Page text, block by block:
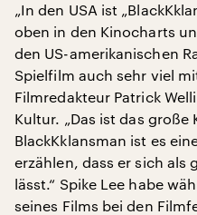
„In den USA ist
oben in den Kinocharts
den US-amerikanischen
Spielfilm auch sehr viel
Filmredakteur Patrick
Kultur. „Das ist das große
BlackKklansman ist es
erzählen, dass er sich als
lässt.“ Spike Lee habe
seines Films bei den